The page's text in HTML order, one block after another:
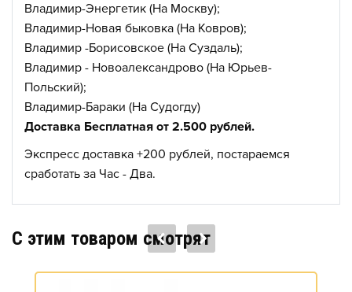
Владимир-Энергетик (На Москву);
Владимир-Новая быковка (На Ковров);
Владимир -Борисовское (На Суздаль);
Владимир - Новоалександрово (На Юрьев-
Польский);
Владимир-Бараки (На Судогду)
Доставка Бесплатная от 2.500 рублей.
Экспресс доставка +200 рублей, постараемся
сработать за Час - Два.
C этим товаром смотрят